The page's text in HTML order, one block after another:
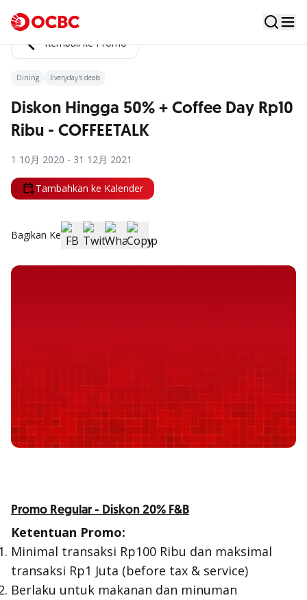
Kembali ke Promo
Dining Everyday's deals
Diskon Hingga 50% + Coffee Day Rp10
Ribu - COFFEETALK
1 10月 2020 - 31 12月 2021
Tambahkan ke Kalender
Bagikan Ke
Promo Regular - Diskon 20% F&B
Ketentuan Promo:
Minimal transaksi Rp100 Ribu dan maksimal
transaksi Rp1 Juta (before tax & service)
Berlaku untuk makanan dan minuman